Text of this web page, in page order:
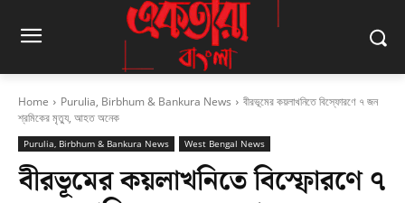
Home Purulia, Birbhum & Bankura News
বীরভূমের কয়লাখনিতে বিস্ফোরণে ৭ জন
শ্রমিকের মৃত্যু, আহত অনেক
Purulia, Birbhum & Bankura News West Bengal News
বীরভূমের কয়লাখনিতে বিস্ফোরণে ৭